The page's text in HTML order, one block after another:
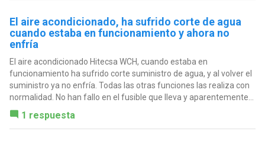
El aire acondicionado, ha sufrido corte de agua
cuando estaba en funcionamiento y ahora no
enfría
El aire acondicionado Hitecsa WCH, cuando estaba en
funcionamiento ha sufrido corte suministro de agua, y al volver el
suministro ya no enfría. Todas las otras funciones las realiza con
normalidad. No han fallo en el fusible que lleva y aparentemente...
1 respuesta